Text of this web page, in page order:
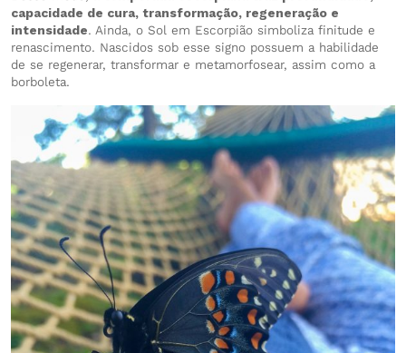
capacidade de cura, transformação, regeneração e
intensidade. Ainda, o Sol em Escorpião simboliza finitude e
renascimento. Nascidos sob esse signo possuem a habilidade
de se regenerar, transformar e metamorfosear, assim como a
borboleta.